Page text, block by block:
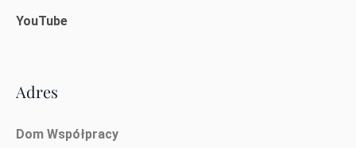
YouTube
Adres
Dom Współpracy